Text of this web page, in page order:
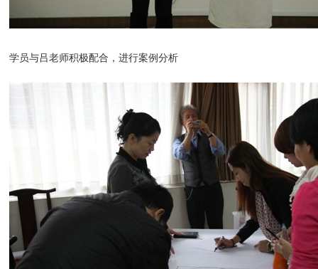
学员与吕老师积极配合，进行案例分析